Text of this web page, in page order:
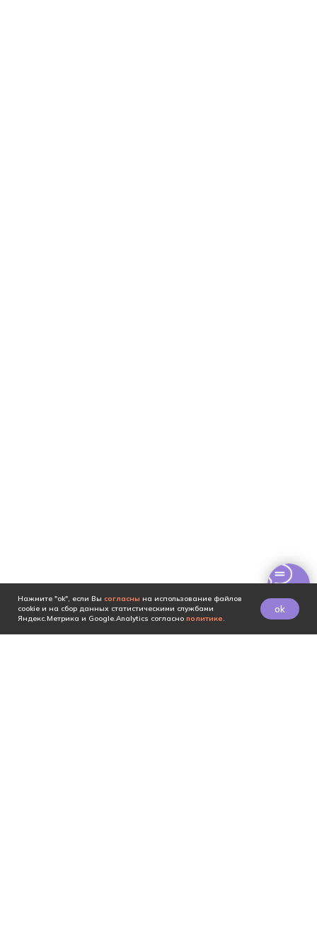
Нажмите "ok", если Вы согласны на использование файлов
cookie и на сбор данных статистическими службами
Яндекс.Метрика и Google.Analytics согласно политике.
ok